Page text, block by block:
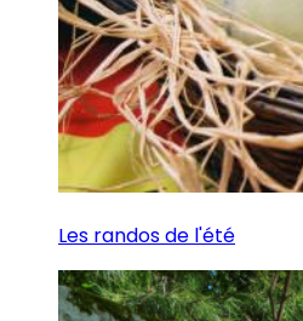
Les randos de l'été